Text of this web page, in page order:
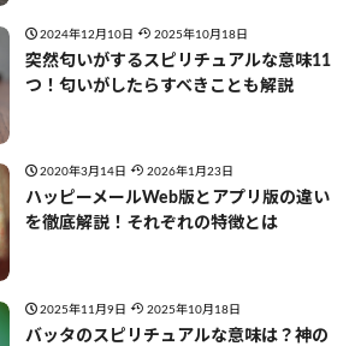
2024年12月10日 2025年10月18日
突然匂いがするスピリチュアルな意味11
つ！匂いがしたらすべきことも解説
2020年3月14日 2026年1月23日
ハッピーメールWeb版とアプリ版の違い
を徹底解説！それぞれの特徴とは
2025年11月9日 2025年10月18日
バッタのスピリチュアルな意味は？神の